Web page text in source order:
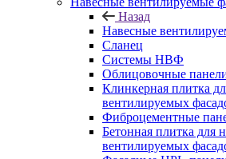
Назад
Навесные
Сланец
Системы НВФ
Облицовочные
Клинкерная плитка
вентилируемых
Фиброцементные
Бетонная плитка для
вентилируемых